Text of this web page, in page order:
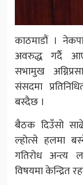
काठमाडौं ।
अवरुद्ध गर्दै
सभामुख
संसदमा
बस्दैछ ।
बैठक दिउँसो
ल्होत्से हलमा
गतिरोध अन्त्य
विषयमा केन्द्रित